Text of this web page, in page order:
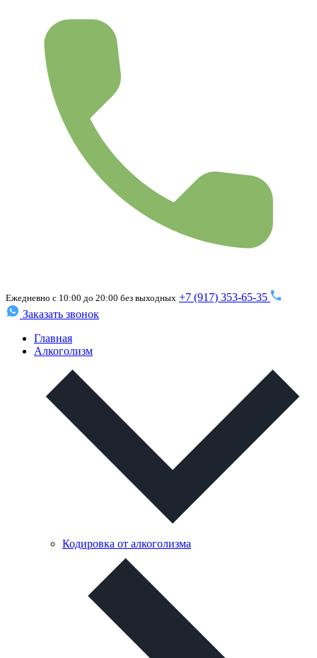
Ежедневно с 10:00 до 20:00 без выходных +7 (917) 353-65-35
Заказать звонок
Главная
Алкоголизм
Кодировка от алкоголизма